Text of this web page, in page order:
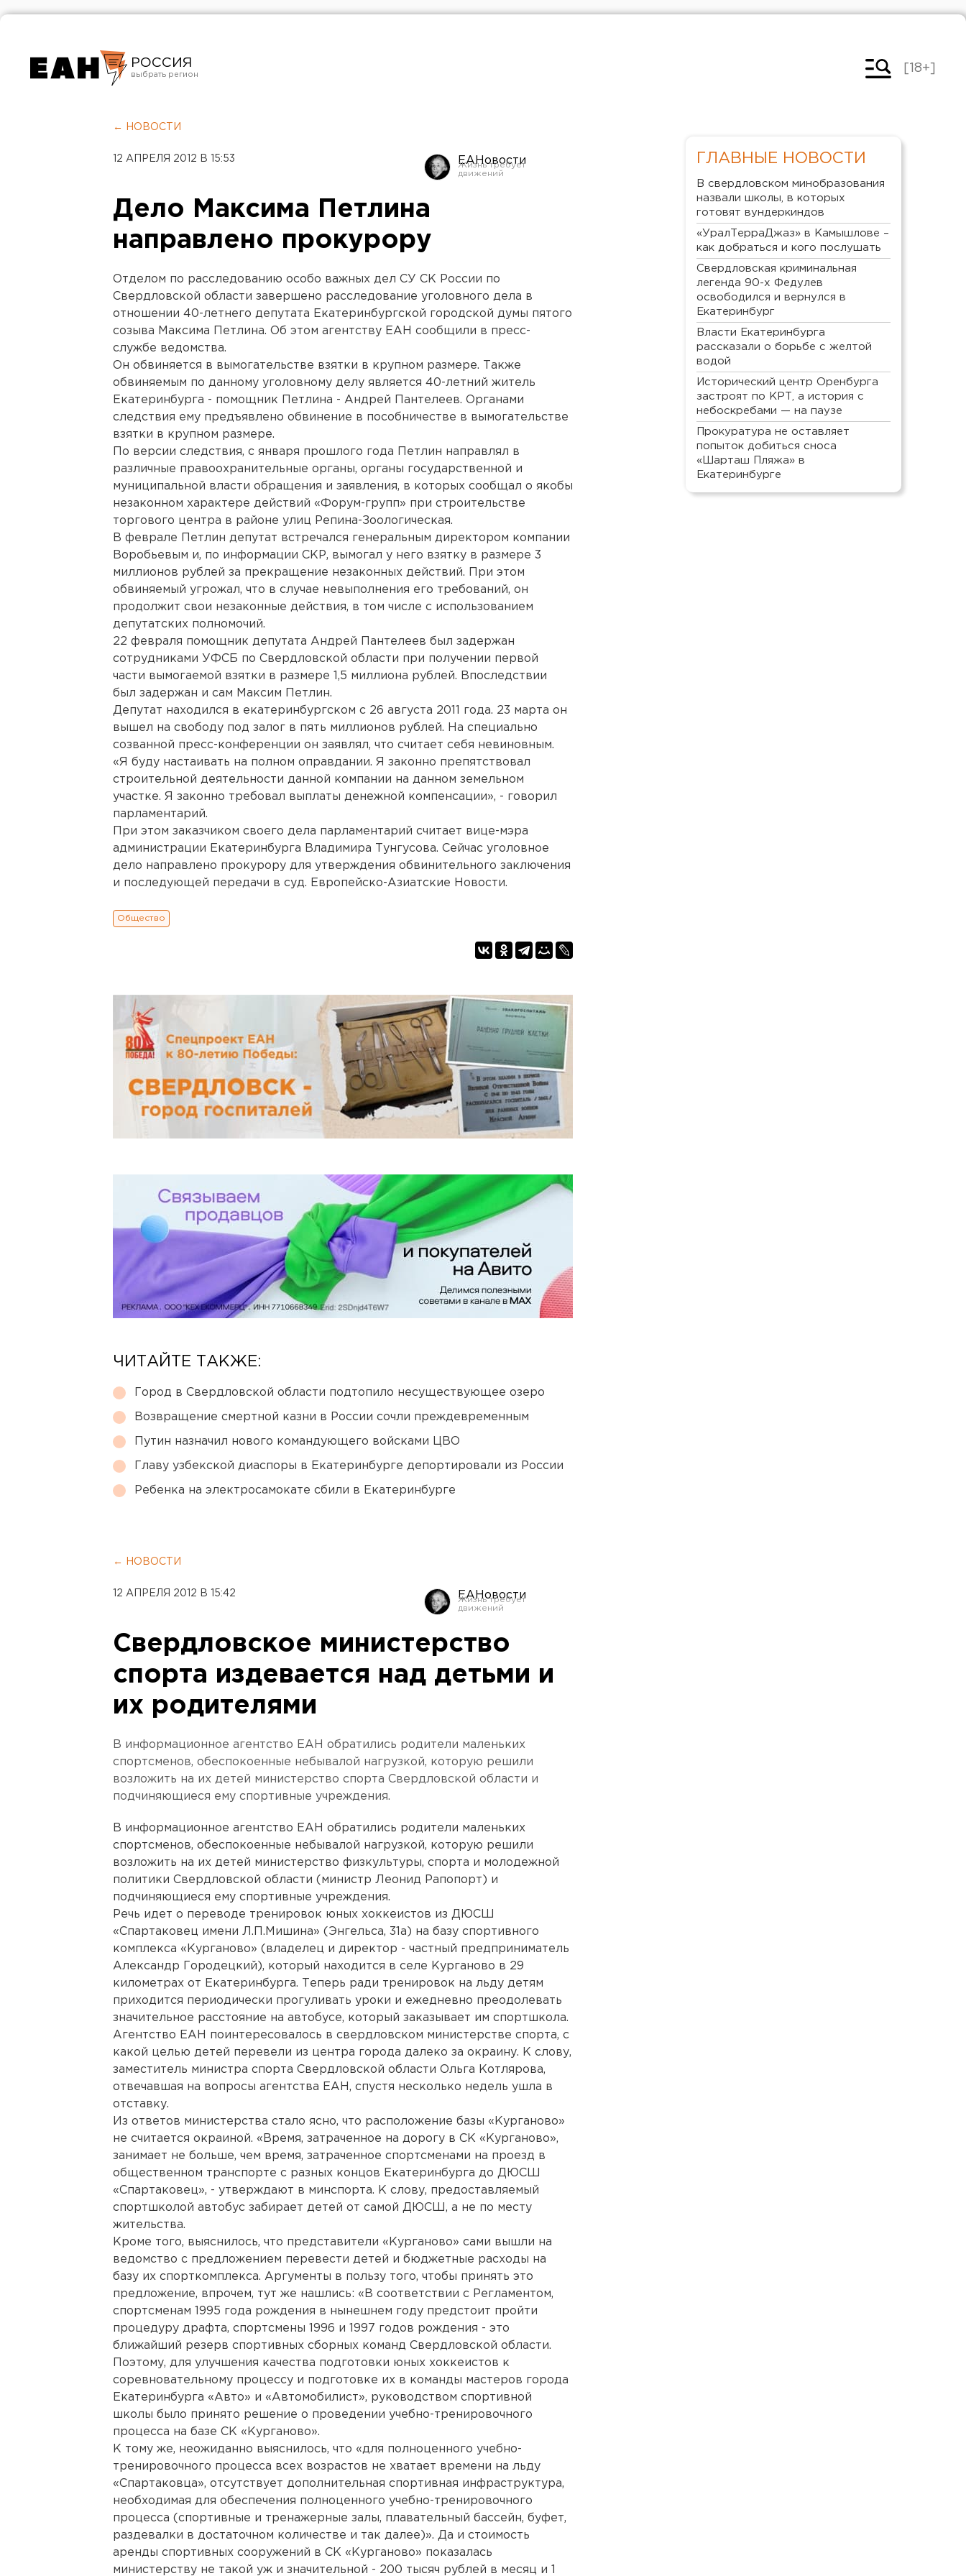
РОССИЯ
Челябинск
[18+]
← НОВОСТИ
12 АПРЕЛЯ 2012 В 15:53 ЕАНовости
Дело Максима Петлина
направлено прокурору
Отделом по расследованию особо важных дел СУ СК России по
Свердловской области завершено расследование уголовного дела в
отношении 40-летнего депутата Екатеринбургской городской думы пятого
созыва Максима Петлина. Об этом агентству ЕАН сообщили в пресс-
службе ведомства.
Он обвиняется в вымогательстве взятки в крупном размере. Также
обвиняемым по данному уголовному делу является 40-летний житель
Екатеринбурга - помощник Петлина - Андрей Пантелеев. Органами
следствия ему предъявлено обвинение в пособничестве в вымогательстве
взятки в крупном размере.
По версии следствия, с января прошлого года Петлин направлял в
различные правоохранительные органы, органы государственной и
муниципальной власти обращения и заявления, в которых сообщал о якобы
незаконном характере действий «Форум-групп» при строительстве
торгового центра в районе улиц Репина-Зоологическая.
В феврале Петлин депутат встречался генеральным директором компании
Воробьевым и, по информации СКР, вымогал у него взятку в размере 3
миллионов рублей за прекращение незаконных действий. При этом
обвиняемый угрожал, что в случае невыполнения его требований, он
продолжит свои незаконные действия, в том числе с использованием
депутатских полномочий.
22 февраля помощник депутата Андрей Пантелеев был задержан
сотрудниками УФСБ по Свердловской области при получении первой
части вымогаемой взятки в размере 1,5 миллиона рублей. Впоследствии
был задержан и сам Максим Петлин.
Депутат находился в екатеринбургском с 26 августа 2011 года. 23 марта он
вышел на свободу под залог в пять миллионов рублей. На специально
созванной пресс-конференции он заявлял, что считает себя невиновным.
«Я буду настаивать на полном оправдании. Я законно препятствовал
строительной деятельности данной компании на данном земельном
участке. Я законно требовал выплаты денежной компенсации», - говорил
парламентарий.
При этом заказчиком своего дела парламентарий считает вице-мэра
администрации Екатеринбурга Владимира Тунгусова. Сейчас уголовное
дело направлено прокурору для утверждения обвинительного заключения
и последующей передачи в суд. Европейско-Азиатские Новости.
Общество
ЧИТАЙТЕ ТАКЖЕ:
Город в Свердловской области подтопило несуществующее озеро
Возвращение смертной казни в России сочли преждевременным
Путин назначил нового командующего войсками ЦВО
Главу узбекской диаспоры в Екатеринбурге депортировали из России
Ребенка на электросамокате сбили в Екатеринбурге
← НОВОСТИ
12 АПРЕЛЯ 2012 В 15:42 ЕАНовости
Свердловское министерство
спорта издевается над детьми и
их родителями
В информационное агентство ЕАН обратились родители маленьких
спортсменов, обеспокоенные небывалой нагрузкой, которую решили
возложить на их детей министерство спорта Свердловской области и
подчиняющиеся ему спортивные учреждения.
В информационное агентство ЕАН обратились родители маленьких
спортсменов, обеспокоенные небывалой нагрузкой, которую решили
возложить на их детей министерство физкультуры, спорта и молодежной
политики Свердловской области (министр Леонид Рапопорт) и
подчиняющиеся ему спортивные учреждения.
Речь идет о переводе тренировок юных хоккеистов из ДЮСШ
«Спартаковец имени Л.П.Мишина» (Энгельса, 31а) на базу спортивного
комплекса «Курганово» (владелец и директор - частный предприниматель
Александр Городецкий), который находится в селе Курганово в 29
километрах от Екатеринбурга. Теперь ради тренировок на льду детям
приходится периодически прогуливать уроки и ежедневно преодолевать
значительное расстояние на автобусе, который заказывает им спортшкола.
Агентство ЕАН поинтересовалось в свердловском министерстве спорта, с
какой целью детей перевели из центра города далеко за окраину. К слову,
заместитель министра спорта Свердловской области Ольга Котлярова,
отвечавшая на вопросы агентства ЕАН, спустя несколько недель ушла в
отставку.
Из ответов министерства стало ясно, что расположение базы «Курганово»
не считается окраиной. «Время, затраченное на дорогу в СК «Курганово»,
занимает не больше, чем время, затраченное спортсменами на проезд в
общественном транспорте с разных концов Екатеринбурга до ДЮСШ
«Спартаковец», - утверждают в минспорта. К слову, предоставляемый
спортшколой автобус забирает детей от самой ДЮСШ, а не по месту
жительства.
Кроме того, выяснилось, что представители «Курганово» сами вышли на
ведомство с предложением перевести детей и бюджетные расходы на
базу их спорткомплекса. Аргументы в пользу того, чтобы принять это
предложение, впрочем, тут же нашлись: «В соответствии с Регламентом,
спортсменам 1995 года рождения в нынешнем году предстоит пройти
процедуру драфта, спортсмены 1996 и 1997 годов рождения - это
ближайший резерв спортивных сборных команд Свердловской области.
Поэтому, для улучшения качества подготовки юных хоккеистов к
соревновательному процессу и подготовке их в команды мастеров города
Екатеринбурга «Авто» и «Автомобилист», руководством спортивной
школы было принято решение о проведении учебно-тренировочного
процесса на базе СК «Курганово».
К тому же, неожиданно выяснилось, что «для полноценного учебно-
тренировочного процесса всех возрастов не хватает времени на льду
«Спартаковца», отсутствует дополнительная спортивная инфраструктура,
необходимая для обеспечения полноценного учебно-тренировочного
процесса (спортивные и тренажерные залы, плавательный бассейн, буфет,
раздевалки в достаточном количестве и так далее)». Да и стоимость
аренды спортивных сооружений в СК «Курганово» показалась
министерству не такой уж и значительной - 200 тысяч рублей в месяц и 1
ГЛАВНЫЕ НОВОСТИ
В свердловском минобразования
назвали школы, в которых
готовят вундеркиндов
«УралТерраДжаз» в Камышлове –
как добраться и кого послушать
Свердловская криминальная
легенда 90-х Федулев
освободился и вернулся в
Екатеринбург
Власти Екатеринбурга
рассказали о борьбе с желтой
водой
Исторический центр Оренбурга
застроят по КРТ, а история с
небоскребами — на паузе
Прокуратура не оставляет
попыток добиться сноса
«Шарташ Пляжа» в
Екатеринбурге